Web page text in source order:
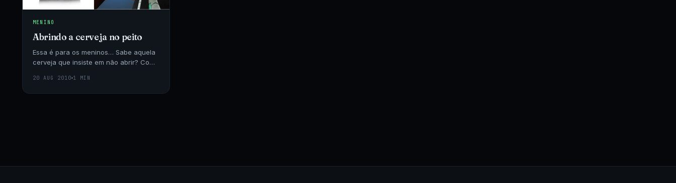
MENINO
Abrindo a cerveja no peito
Essa é para os meninos… Sabe aquela
cerveja que insiste em não abrir? Com
perigo de ver a sua cerveja esquentar.
20 AUG 2010 1 MIN